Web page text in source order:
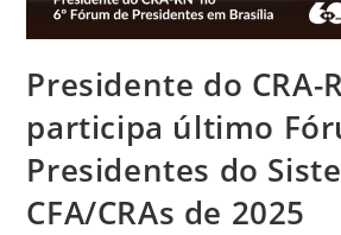
Presidente do CRA-
participa último
Presidentes do
CFA/CRAs de 2025